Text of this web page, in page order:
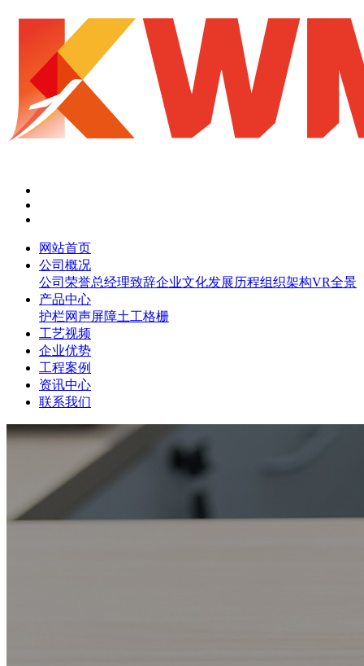
网站首页
公司概况
公司荣誉总经理致辞企业文化发展历程组织架构VR全景
产品中心
护栏网声屏障土工格栅
工艺视频
企业优势
工程案例
资讯中心
联系我们